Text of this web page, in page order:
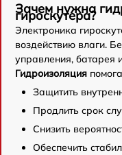
Зачем нужна
гироскутера?
Электроника
воздействию влаги.
управления, батарея
Гидроизоляция
Защитить
Продлить срок
Снизить
Обеспечить